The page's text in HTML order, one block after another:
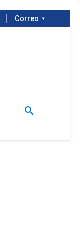
Correo arrow_drop_down
search